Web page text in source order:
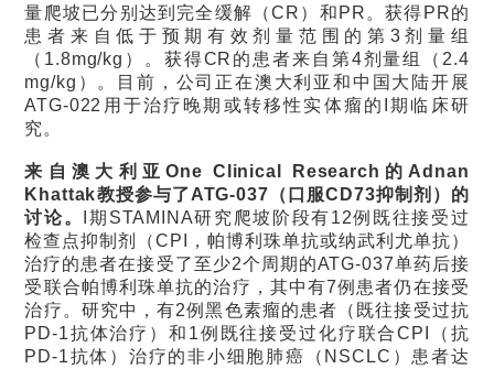
量爬坡已分别达到完全缓解（CR）和PR。获得PR的
患者来自低于预期有效剂量范围的第3剂量组
（1.8mg/kg）。获得CR的患者来自第4剂量组（2.4
mg/kg）。目前，公司正在澳大利亚和中国大陆开展
ATG-022用于治疗晚期或转移性实体瘤的I期临床研
究。
来自澳大利亚One Clinical Research 的 Adnan
Khattak教授参与了ATG-037 （ 口服CD73抑制剂 ） 的
讨论。
I期STAMINA研究爬坡阶段有12例既往接受过
检查点抑制剂（CPI，帕博利珠单抗或纳武利尤单抗）
治疗的患者在接受了至少2个周期的ATG-037单药后接
受联合帕博利珠单抗的治疗，其中有7例患者仍在接受
治疗。研究中，有2例黑色素瘤的患者（既往接受过抗
PD-1抗体治疗）和1例既往接受过化疗联合CPI（抗
PD-1抗体）治疗的非小细胞肺癌（NSCLC）患者达